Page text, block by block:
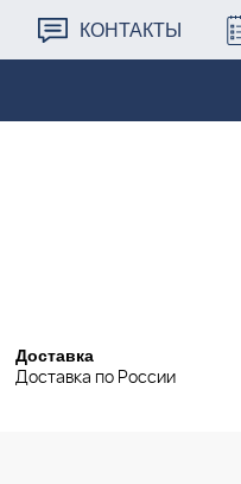
КОНТАКТЫ
Доставка
Доставка по России